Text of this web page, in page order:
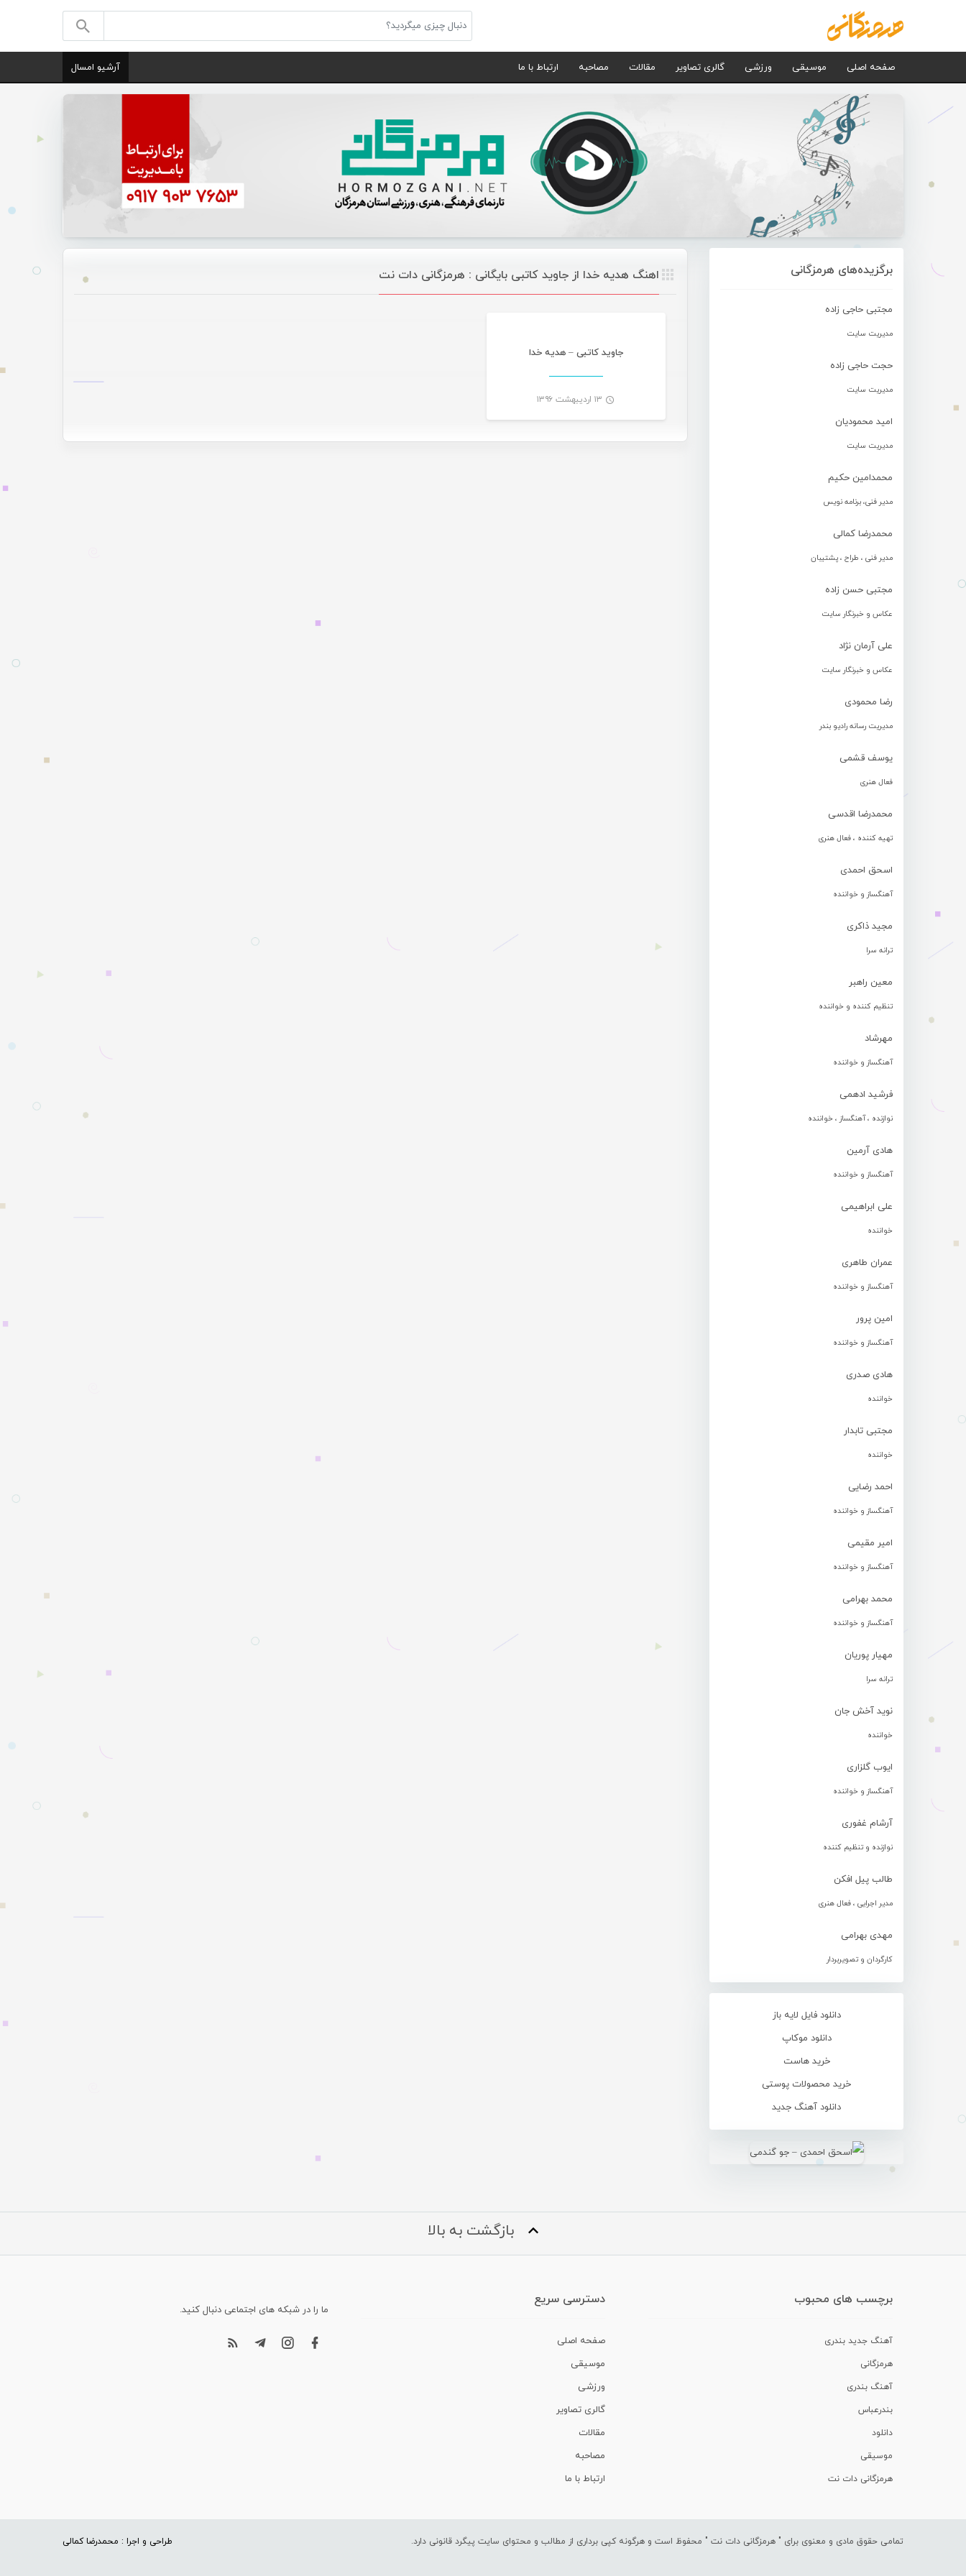
صفحه اصلی موسیقی ورزشی گالری تصاویر مقالات مصاحبه ارتباط با ما آرشیو امسال
برگزیده‌های هرمزگانی
مجتبی حاجی زاده
مدیریت سایت
حجت حاجی زاده
مدیریت سایت
امید محمودیان
مدیریت سایت
محمدامین حکیم
مدیر فنی، برنامه نویس
محمدرضا کمالی
مدیر فنی ، طراح ، پشتیبان
مجتبی حسن زاده
عکاس و خبرنگار سایت
علی آرمان نژاد
عکاس و خبرنگار سایت
رضا محمودی
مدیریت رسانه رادیو بندر
یوسف قشمی
فعال هنری
محمدرضا اقدسی
تهیه کننده ، فعال هنری
اسحق احمدی
آهنگساز و خواننده
مجید ذاکری
ترانه سرا
معین راهبر
تنظیم کننده و خواننده
مهرشاد
آهنگساز و خواننده
فرشید ادهمی
نوازنده ، آهنگساز ، خواننده
هادی آرمین
آهنگساز و خواننده
علی ابراهیمی
خواننده
عمران طاهری
آهنگساز و خواننده
امین پرور
آهنگساز و خواننده
هادی صدری
خواننده
مجتبی تابدار
خواننده
احمد رضایی
آهنگساز و خواننده
امیر مقیمی
آهنگساز و خواننده
محمد بهرامی
آهنگساز و خواننده
مهیار پوریان
ترانه سرا
نوید آخش جان
خواننده
ایوب گلزاری
آهنگساز و خواننده
آرشام غفوری
نوازنده و تنظیم کننده
طالب پیل افکن
مدیر اجرایی ، فعال هنری
مهدی بهرامی
کارگردان و تصویربردار
دانلود فایل لایه باز
دانلود موکاپ
خرید هاست
خرید محصولات پوستی
دانلود آهنگ جدید
اهنگ هدیه خدا از جاوید کاتبی بایگانی : هرمزگانی دات نت
جاوید کاتبی – هدیه خدا
۱۳ اردیبهشت ۱۳۹۶
بازگشت به بالا
برچسب های محبوب
آهنگ جدید بندری
هرمزگانی
آهنگ بندری
بندرعباس
دانلود
موسیقی
هرمزگانی دات نت
دسترسی سریع
صفحه اصلی
موسیقی
ورزشی
گالری تصاویر
مقالات
مصاحبه
ارتباط با ما
ما را در شبکه های اجتماعی دنبال کنید.
تمامی حقوق مادی و معنوی برای " هرمزگانی دات نت " محفوظ است و هرگونه کپی برداری از مطالب و محتوای سایت پیگرد قانونی دارد. طراحی و اجرا : محمدرضا کمالی